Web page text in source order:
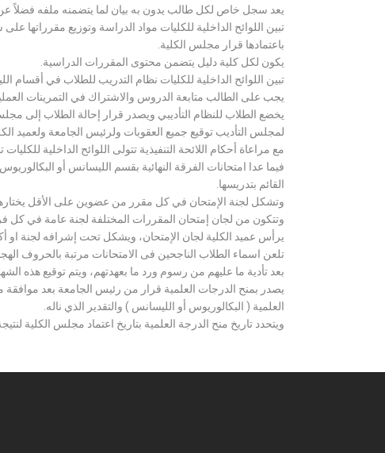
يعد سجل خاص لكل طالب يدون به بيان لما يتضمنه ملفه فضلاً
تبين اللوائح الداخلية للكليات مواد الدراسة وتوزيع
باعتمادها قرار مجلس الكلية.
يكون لكل كلية دليل يتضمن محتوى المقررات الدراسية.
تبين اللوائح الداخلية للكليات نظام التدريب للطلاب في أقسام
يجب على الطالب متابعة الدروس والاشتراك في التمرينات
يخضع الطلاب للنظام التأديبي ويصدر قرار إحالة الطلاب إلى
لمجلس التأديب توقيع جميع العقوبات ولرئيس الجامعة ولعميد
مع مراعاة أحكام اللائحة التنفيذية تتولى اللوائح الداخلية
فيما عدا امتحانات الفرقة النهائية بقسم الليسانس أو
القائم بتدريسها.
وتشكل لجنة الإمتحان في كل مقرر من عضوين على الأقل
وتتكون من لجان إمتحان المقررات المختلفة لجنة عامة في كل
يرأس عميد الكلية لجان الإمتحان، ويشكل تحت إشرافه لجنة او
تلعن اسماء الطلاب الناجحين فى الامتحانات مرتبة بالحروف
بعد تأدية ما عليهم من رسوم ورد ما بعهدتهم، ويتم توقيع هذه
يصدر بمنح الدرجات العلمية قرار من رئيس الجامعة بعد
العلمية ( البكالوريوس أو الليسانس ) والتقدير الذي ناله.
ويتحدد تاريخ منح الدرجة العلمية بتاريخ اعتماد مجلس الكلية